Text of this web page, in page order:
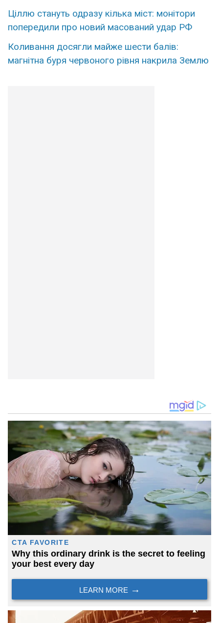
Ціллю стануть одразу кілька міст: монітори
попередили про новий масований удар РФ
Коливання досягли майже шести балів:
магнітна буря червоного рівня накрила Землю